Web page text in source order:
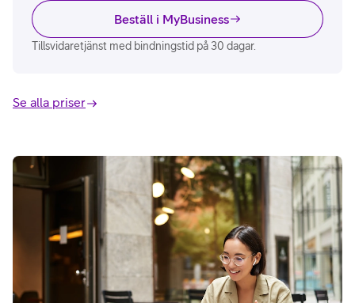
Beställ i MyBusiness
Tillsvidaretjänst med bindningstid på 30 dagar.
Se alla priser